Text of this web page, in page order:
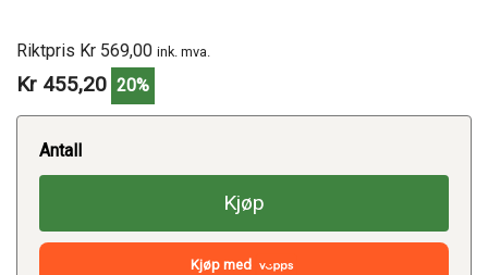
Riktpris Kr 569,00 ink. mva.
Kr 455,20 20%
Antall
Kjøp
Kjøp med